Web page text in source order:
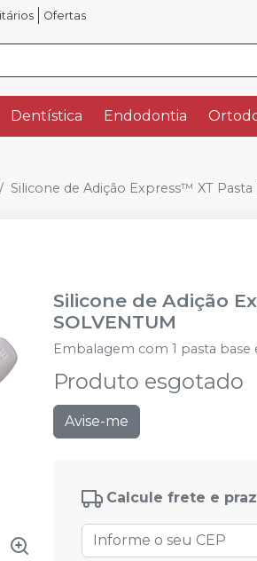
Ofertas
Dentística Endodontia
Silicone de Adição Express™ XT
Silicone de Adição
SOLVENTUM
Embalagem com 1 pasta base
Produto esgotado
Avise-me
Calcule frete e